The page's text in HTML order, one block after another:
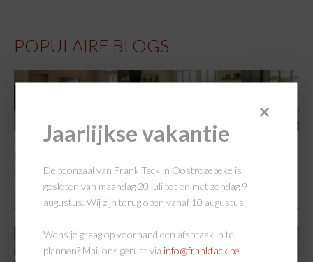
POPULAIRE BLOGS
platteland
16/01/2025
Jaarlijkse vakantie
De toonzaal van Frank Tack in Oostrozebeke is
gesloten van maandag 20 juli tot en met zondag 9
augustus. Wij zijn terug open vanaf 10 augustus.
Wens je graag op voorhand een afspraak in te
plannen? Mail ons gerust via info@franktack.be